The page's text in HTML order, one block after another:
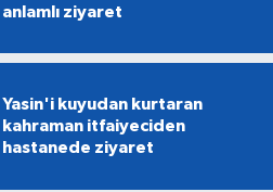
anlamlı ziyaret
Yasin'i kuyudan kurtaran
kahraman itfaiyeciden
hastanede ziyaret